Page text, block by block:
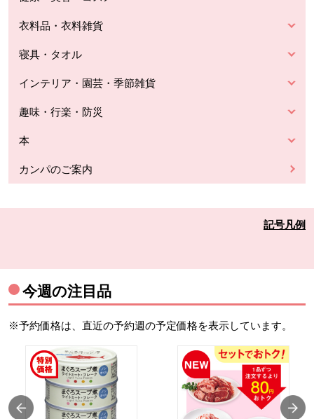
衣料品・衣料雑貨
寝具・タオル
インテリア・園芸・季節雑貨
趣味・行楽・防災
本
カンパのご案内
記号凡例
今週の注目品
※予約価格は、直近の予約週の予定価格を表示しています。